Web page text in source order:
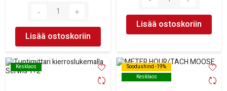
Lisää ostoskoriin
Lisää ostoskoriin
Kesklaos
Kesklaos
Soodushind -19%
Kesklaos
Soodushind -19%
Kesklaos